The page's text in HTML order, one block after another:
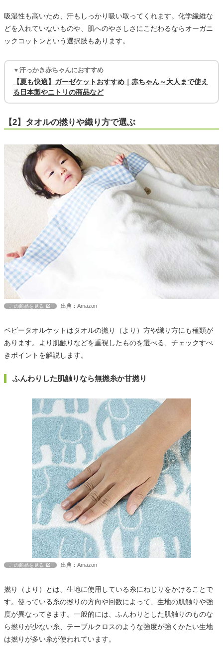
吸湿性も高いため、汗もしっかり吸い取ってくれます。化学繊維な
どを入れていないものや、肌へのやさしさにこだわるならオーガニ
ックコットンという選択肢もあります。
▼汗っかき赤ちゃんにおすすめ
【夏も快適】ガーゼケットおすすめ｜赤ちゃん～大人まで使え
る日本製やニトリの商品など
【2】タオルの撚りや織り方で選ぶ
この商品を見る 出典：Amazon
ベビータオルケットはタオルの撚り（より）方や織り方にも種類が
あります。より肌触りなどを重視したものを選べる、チェックすべ
きポイントを解説します。
ふんわりした肌触りなら無撚糸か甘撚り
この商品を見る 出典：Amazon
撚り（より）とは、生地に使用している糸にねじりをかけることで
す。使っている糸の撚りの方向や回数によって、生地の肌触りや強
度が異なってきます。一般的には、ふんわりとした肌触りのものな
ら撚りが少ない糸、テーブルクロスのような強度が強くかたい生地
は撚りが多い糸が使われています。